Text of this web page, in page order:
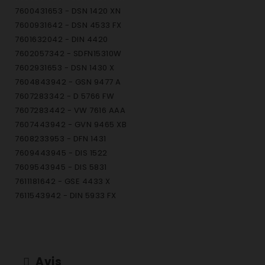
7600431653 - DSN 1420 XN
7600931642 - DSN 4533 FX
7601632042 - DIN 4420
7602057342 - SDFN15310W
7602931653 - DSN 1430 X
7604843942 - GSN 9477 A
7607283342 - D 5766 FW
7607283442 - VW 7616 AAA
7607443942 - GVN 9465 XB
7608233953 - DFN 1431
7609443945 - DIS 1522
7609543945 - DIS 5831
7611181642 - GSE 4433 X
7611543942 - DIN 5933 FX
Avis